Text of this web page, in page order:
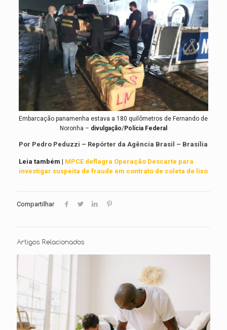
Embarcação panamenha estava a 180 quilômetros de Fernando de
Noronha – divulgação/Polícia Federal
Por Pedro Peduzzi – Repórter da Agência Brasil – Brasília
Leia também | MPCE deflagra Operação Descarte para
investigar suspeita de fraude em contrato de coleta de lixo
Compartilhar
Artigos Relacionados